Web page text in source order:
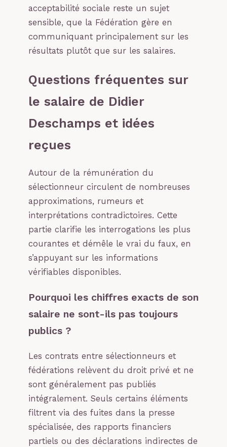
acceptabilité sociale reste un sujet
sensible, que la Fédération gère en
communiquant principalement sur les
résultats plutôt que sur les salaires.
Questions fréquentes sur
le salaire de Didier
Deschamps et idées
reçues
Autour de la rémunération du
sélectionneur circulent de nombreuses
approximations, rumeurs et
interprétations contradictoires. Cette
partie clarifie les interrogations les plus
courantes et démêle le vrai du faux, en
s’appuyant sur les informations
vérifiables disponibles.
Pourquoi les chiffres exacts de son
salaire ne sont-ils pas toujours
publics ?
Les contrats entre sélectionneurs et
fédérations relèvent du droit privé et ne
sont généralement pas publiés
intégralement. Seuls certains éléments
filtrent via des fuites dans la presse
spécialisée, des rapports financiers
partiels ou des déclarations indirectes de